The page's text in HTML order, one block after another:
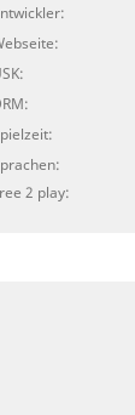
2 play: